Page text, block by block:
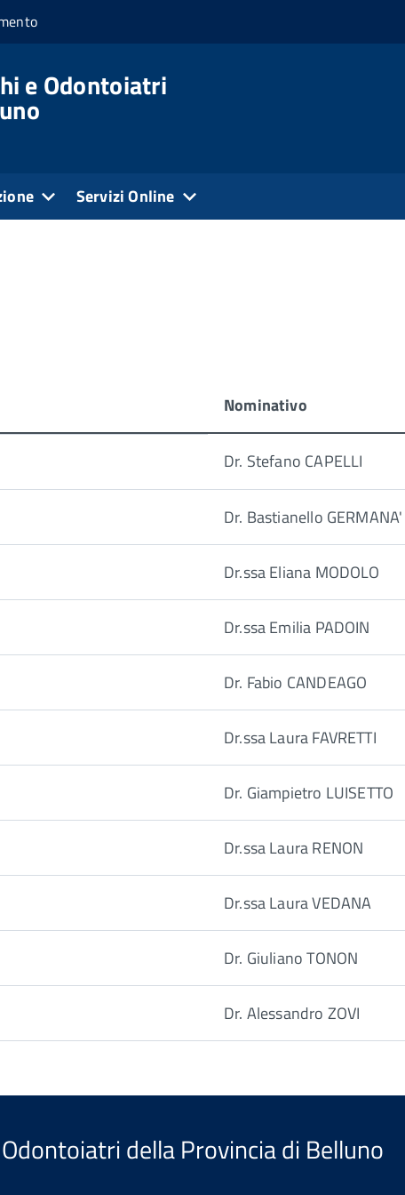
e Odontoiatri
Servizi Online
Nominativo
Dr. Stefano CAPELLI
Dr. Bastianello GERMANA'
Dr.ssa Eliana MODOLO
Dr.ssa Emilia PADOIN
Dr. Fabio CANDEAGO
Dr.ssa Laura FAVRETTI
Dr. Giampietro LUISETTO
Dr.ssa Laura RENON
Dr.ssa Laura VEDANA
Dr. Giuliano TONON
Dr. Alessandro ZOVI
della Provincia di Belluno